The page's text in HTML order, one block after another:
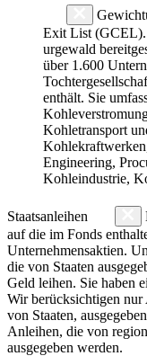
Exit List (GCEL).
urgewald
über 1.600
enthält. Sie
Kohletransport
Engineering,
Kohleindustrie,
Staatsanleihen
auf die im Fonds
Unternehmensaktien.
die von Staaten
Geld leihen. Sie haben
Wir berücksichtigen nur
von Staaten,
Anleihen, die von
ausgegeben werden.